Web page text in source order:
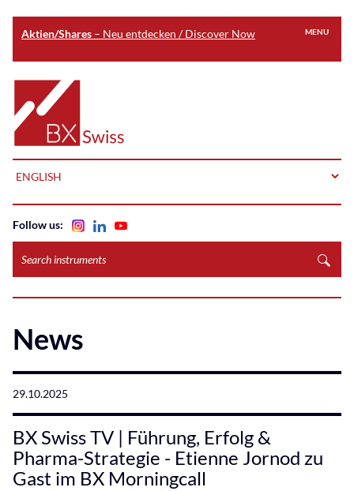
Aktien/Shares – Neu entdecken / Discover Now
main
content
Home
MENU
instruments
Follow us:
News
29.10.2025
BX Swiss TV | Führung, Erfolg &
Pharma-Strategie - Etienne Jornod zu
Gast im BX Morningcall